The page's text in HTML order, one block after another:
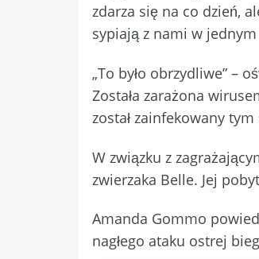
zdarza się na co dzień,
sypiają z nami w jednym
„To było obrzydliwe” –
Została zarażona
został zainfekowany
W związku z
zwierzaka Belle. Jej
Amanda Gommo
nagłego ataku ostrej